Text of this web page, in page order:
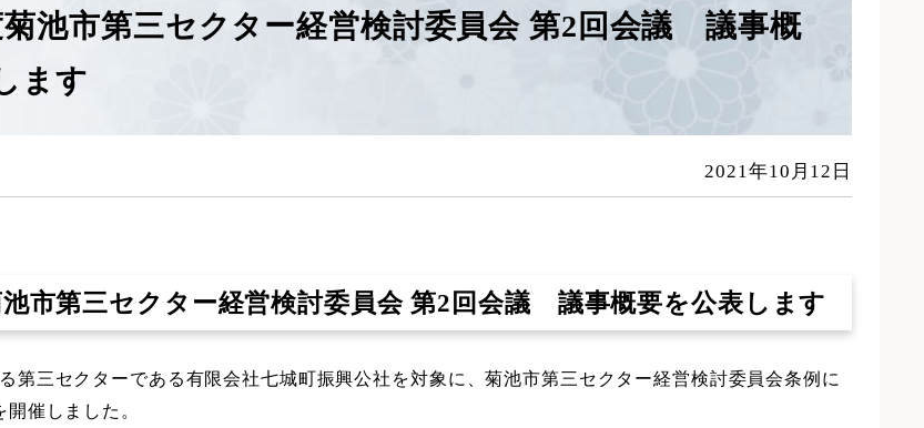
菊池市第三セクター経営検討委員会 第2回会議 議事概
ます
2021年10月12日
市第三セクター経営検討委員会 第2回会議 議事概要を公表します
第三セクターである有限会社七城町振興公社を対象に、菊池市第三セクター経営検討委員会条例に
催しました。